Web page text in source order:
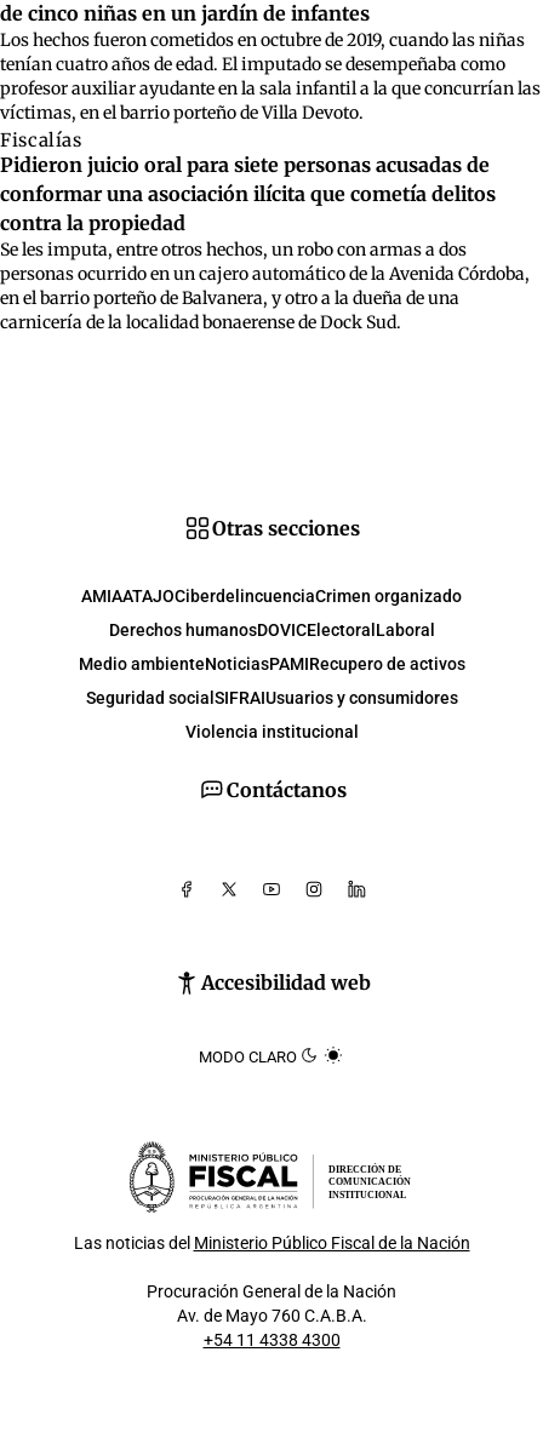
de cinco niñas en un jardín de infantes
Los hechos fueron cometidos en octubre de 2019, cuando las niñas
tenían cuatro años de edad. El imputado se desempeñaba como
profesor auxiliar ayudante en la sala infantil a la que concurrían las
víctimas, en el barrio porteño de Villa Devoto.
Fiscalías
Pidieron juicio oral para siete personas acusadas de
conformar una asociación ilícita que cometía delitos
contra la propiedad
Se les imputa, entre otros hechos, un robo con armas a dos
personas ocurrido en un cajero automático de la Avenida Córdoba,
en el barrio porteño de Balvanera, y otro a la dueña de una
carnicería de la localidad bonaerense de Dock Sud.
Contáctanos
Accesibilidad web
MODO CLARO
Otras secciones
AMIAATAJOCiberdelincuenciaCrimen organizado
Derechos humanosDOVICElectoral Laboral
Medio ambienteNoticiasPAMIRecupero de activos
Seguridad social SIFRAIUsuarios y consumidores
Violencia institucional
DIRECCIÓN DE
COMUNICACIÓN
INSTITUCIONAL
Las noticias del Ministerio Público Fiscal de la Nación
Procuración General de la Nación
Av. de Mayo 760 C.A.B.A.
+54 11 4338 4300